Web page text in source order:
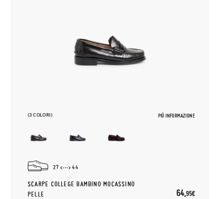
(3 COLORI) PIÙ INFORMAZIONE
27 44
SCARPE COLLEGE BAMBINO MOCASSINO
PELLE
64,95€